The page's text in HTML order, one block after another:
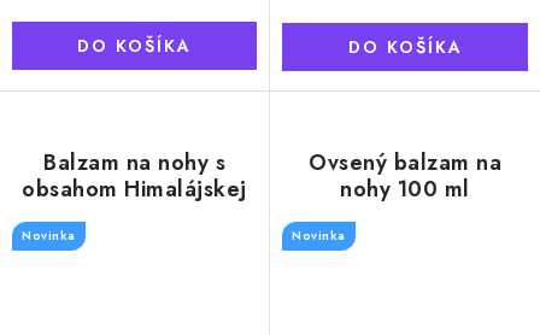
DO KOŠÍKA DO KOŠÍKA
Balzam na nohy s
obsahom Himalájskej
soli, 100 ml
Novinka
Ovsený balzam na
nohy 100 ml
Novinka